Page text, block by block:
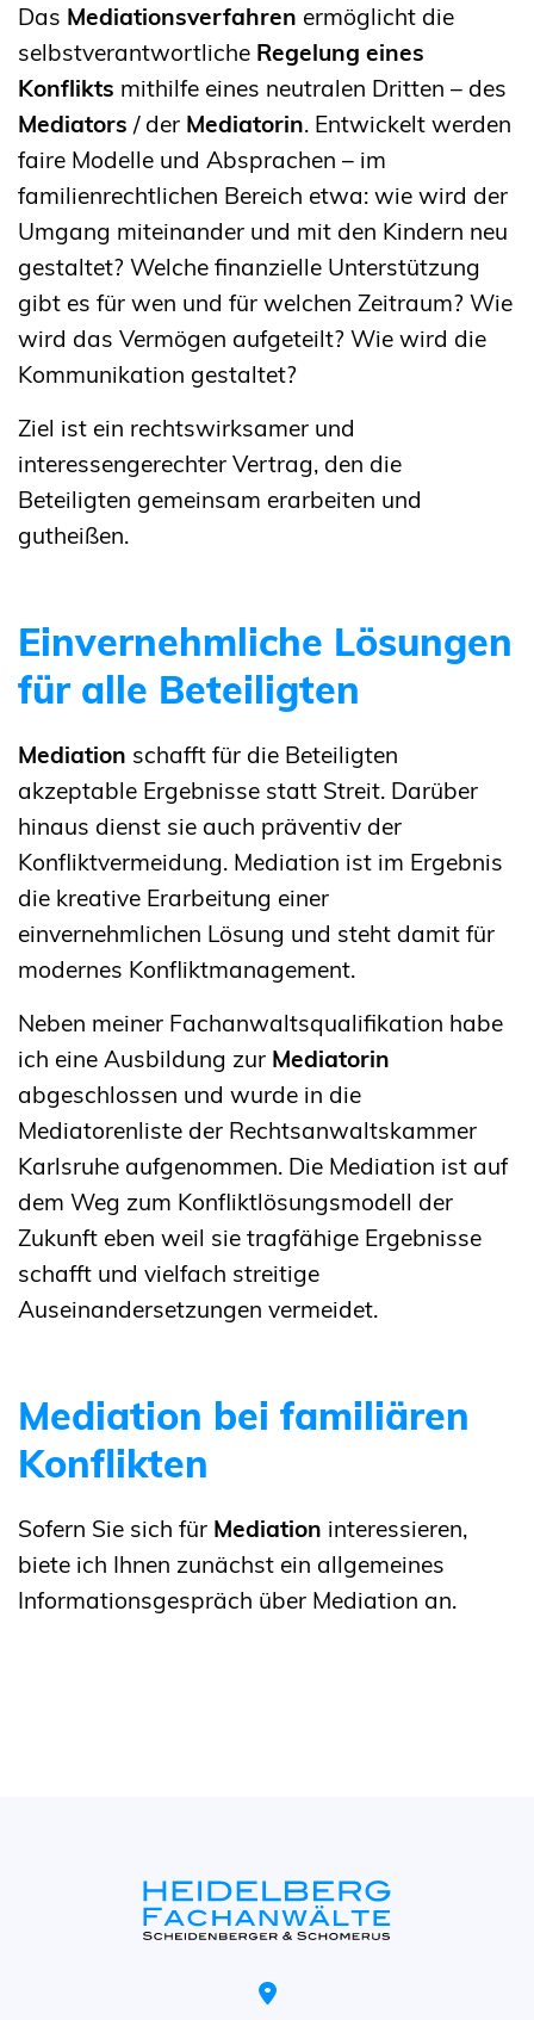
Das Mediationsverfahren ermöglicht die
selbstverantwortliche Regelung eines
Konflikts mithilfe eines neutralen Dritten – des
Mediators / der Mediatorin. Entwickelt werden
faire Modelle und Absprachen – im
familienrechtlichen Bereich etwa: wie wird der
Umgang miteinander und mit den Kindern neu
gestaltet? Welche finanzielle Unterstützung
gibt es für wen und für welchen Zeitraum? Wie
wird das Vermögen aufgeteilt? Wie wird die
Kommunikation gestaltet?
Ziel ist ein rechtswirksamer und
interessengerechter Vertrag, den die
Beteiligten gemeinsam erarbeiten und
gutheißen.
Einvernehmliche Lösungen
für alle Beteiligten
Mediation schafft für die Beteiligten
akzeptable Ergebnisse statt Streit. Darüber
hinaus dienst sie auch präventiv der
Konfliktvermeidung. Mediation ist im Ergebnis
die kreative Erarbeitung einer
einvernehmlichen Lösung und steht damit für
modernes Konfliktmanagement.
Neben meiner Fachanwaltsqualifikation habe
ich eine Ausbildung zur Mediatorin
abgeschlossen und wurde in die
Mediatorenliste der Rechtsanwaltskammer
Karlsruhe aufgenommen. Die Mediation ist auf
dem Weg zum Konfliktlösungsmodell der
Zukunft eben weil sie tragfähige Ergebnisse
schafft und vielfach streitige
Auseinandersetzungen vermeidet.
Mediation bei familiären
Konflikten
Sofern Sie sich für Mediation interessieren,
biete ich Ihnen zunächst ein allgemeines
Informationsgespräch über Mediation an.